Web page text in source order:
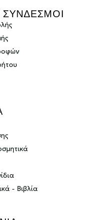
ΣΥΝΔΕΣΜΟΙ
- Βιβλία